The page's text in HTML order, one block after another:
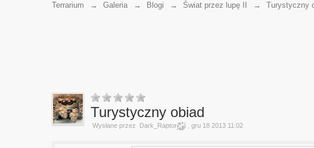
Terrarium
→ Galeria → Blogi → Świat przez lupę II → Turystyczny
Turystyczny obiad
Wysłane przez Dark_Raptor , gru 18 2013 11:02